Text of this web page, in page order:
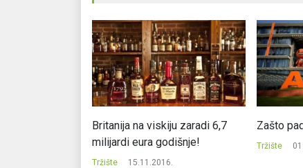
Britanija na viskiju zaradi 6,7
milijardi eura godišnje!
Tržište 15.11.2016.
Zašto
Tržište